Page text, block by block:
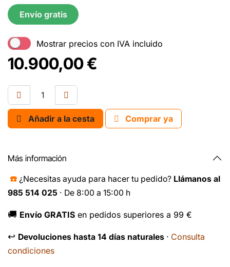
Envío gratis
Mostrar precios con IVA incluido
10.900,00€
Añadir a la cesta Comprar ya
Más información
☎️ ¿Necesitas ayuda para hacer tu pedido? Llámanos al
985 514 025 · De 8:00 a 15:00 h
🚚 Envío GRATIS en pedidos superiores a 99 €
↩️ Devoluciones hasta 14 días naturales · Consulta
condiciones